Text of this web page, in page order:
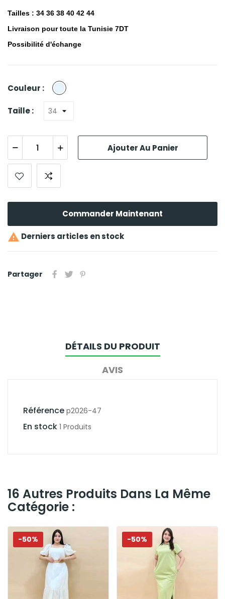
Tailles : 34 36 38 40 42 44
Livraison pour toute la Tunisie 7DT
Possibilité d'échange
Couleur : Bleu
Claire
Taille :
Ajouter Au Panier
Commander Maintenant
 Derniers articles en stock
Partager
DÉTAILS DU PRODUIT
AVIS
Référence p2026-47
En stock 1 Produits
16 Autres Produits Dans La Même
Catégorie :
-50% -50%